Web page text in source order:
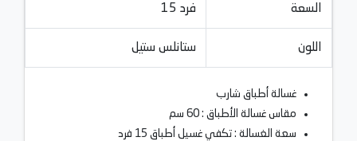
السعة 15 فرد
اللون ستانلس ستيل
غسالة أطباق شارب
مقاس غسالة الأطباق : 60 سم
سعة الغسالة : تكفي غسيل أطباق 15 فرد